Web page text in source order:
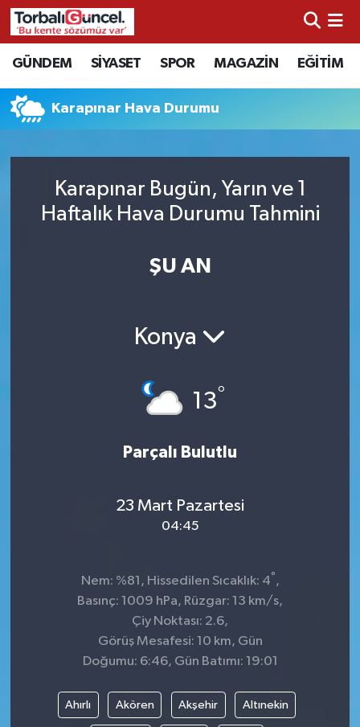
GÜNDEM SİYASET SPOR MAGAZİN EĞİTİM
Karapınar Hava Durumu
Karapınar Bugün, Yarın ve 1
Haftalık Hava Durumu Tahmini
ŞU AN
Konya
13°
Parçalı Bulutlu
23 Mart Pazartesi
04:45
Nem: %81, Hissedilen Sıcaklık: 4° ,
Basınç: 1009 hPa, Rüzgar: 13 km/s,
Çiy Noktası: 2.6,
Görüş Mesafesi: 10 km, Gün
Doğumu: 6:46, Gün Batımı: 19:01
Ahırlı Akören Akşehir Altınekin
İzmir Nöbetçi Eczaneler
İzmir Hava Durumu
İzmir Trafik Yoğunluk Haritası
Süper Lig Puan Durumu ve Fikstür